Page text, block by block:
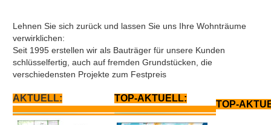
Lehnen Sie sich zurück und lassen Sie uns Ihre Wohnträume
verwirklichen:
Seit 1995 erstellen wir als Bauträger für unsere Kunden
schlüsselfertig, auch auf fremden Grundstücken, die
verschiedensten Projekte zum Festpreis
AKTUELL: TOP-AKTUELL:
TOP-